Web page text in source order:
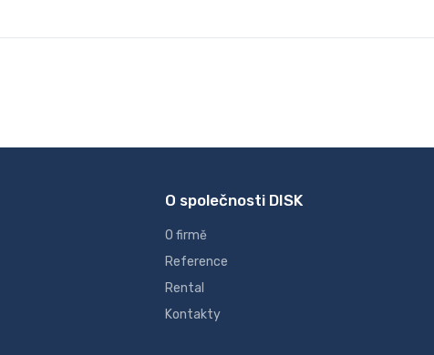
O společnosti DISK
O firmě
Reference
Rental
Kontakty